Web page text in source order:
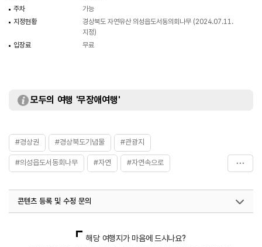
주차
가능
지정현황
경상북도 자연유산 의성읍도서동의회나무 (2024.07.11.
지정)
입장료
무료
모두의 여행 '무장애여행'
#경상권 #경상북도기념물 #관광지
#의성읍도서동회나무 #자연 #자연속으로
#천연기념물
콘텐츠 등록 및 수정 문의
해당 여행지가 마음에 드시나요?